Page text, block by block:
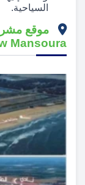
السياحية.
موقع
Mansoura: